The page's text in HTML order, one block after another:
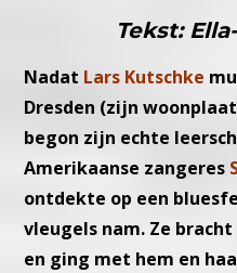
Tekst:
Nadat Lars Kutschke
Dresden (zijn
begon zijn echte
Amerikaanse zangeres
ontdekte op een
vleugels nam. Ze
en ging met hem en